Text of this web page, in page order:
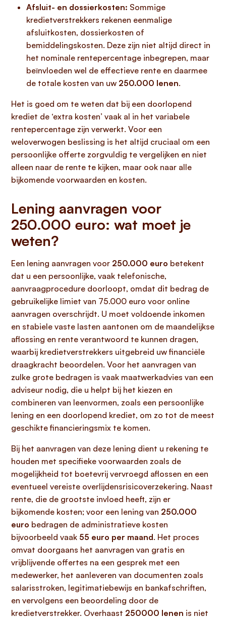
Afsluit- en dossierkosten: Sommige
kredietverstrekkers rekenen eenmalige
afsluitkosten, dossierkosten of
bemiddelingskosten. Deze zijn niet altijd direct in
het nominale rentepercentage inbegrepen, maar
beïnvloeden wel de effectieve rente en daarmee
de totale kosten van uw 250.000 lenen.
Het is goed om te weten dat bij een doorlopend
krediet de ‘extra kosten’ vaak al in het variabele
rentepercentage zijn verwerkt. Voor een
weloverwogen beslissing is het altijd cruciaal om een
persoonlijke offerte zorgvuldig te vergelijken en niet
alleen naar de rente te kijken, maar ook naar alle
bijkomende voorwaarden en kosten.
Lening aanvragen voor
250.000 euro: wat moet je
weten?
Een lening aanvragen voor 250.000 euro betekent
dat u een persoonlijke, vaak telefonische,
aanvraagprocedure doorloopt, omdat dit bedrag de
gebruikelijke limiet van 75.000 euro voor online
aanvragen overschrijdt. U moet voldoende inkomen
en stabiele vaste lasten aantonen om de maandelijkse
aflossing en rente verantwoord te kunnen dragen,
waarbij kredietverstrekkers uitgebreid uw financiële
draagkracht beoordelen. Voor het aanvragen van
zulke grote bedragen is vaak maatwerkadvies van een
adviseur nodig, die u helpt bij het kiezen en
combineren van leenvormen, zoals een persoonlijke
lening en een doorlopend krediet, om zo tot de meest
geschikte financieringsmix te komen.
Bij het aanvragen van deze lening dient u rekening te
houden met specifieke voorwaarden zoals de
mogelijkheid tot boetevrij vervroegd aflossen en een
eventueel vereiste overlijdensrisicoverzekering. Naast
rente, die de grootste invloed heeft, zijn er
bijkomende kosten; voor een lening van 250.000
euro bedragen de administratieve kosten
bijvoorbeeld vaak 55 euro per maand. Het proces
omvat doorgaans het aanvragen van gratis en
vrijblijvende offertes na een gesprek met een
medewerker, het aanleveren van documenten zoals
salarisstroken, legitimatiebewijs en bankafschriften,
en vervolgens een beoordeling door de
kredietverstrekker. Overhaast 250000 lenen is niet